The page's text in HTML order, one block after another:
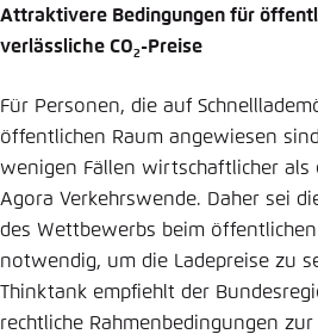
Attraktivere Bedingungen für
verlässliche CO2-Preise
Für Personen, die auf
öffentlichen Raum angewiesen
wenigen Fällen wirtschaftlicher als
Agora Verkehrswende. Daher sei
des Wettbewerbs beim öffentlichen
notwendig, um die Ladepreise zu
Thinktank empfiehlt der
rechtliche Rahmenbedingungen